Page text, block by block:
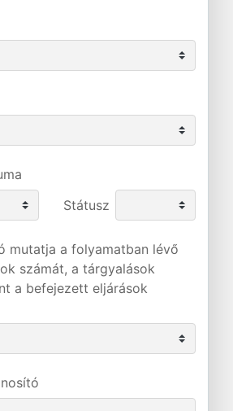
Státusz
mutatja a folyamatban lévő
számát, a tárgyalások
a befejezett eljárások